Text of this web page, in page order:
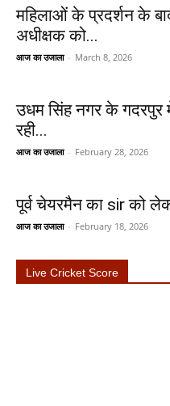
महिलाओं के प्रदर्शन के
अधीक्षक को...
आज का उजाला - March 8, 2026
उधम सिंह नगर के गदरपुर
रही...
आज का उजाला - February 28, 2026
पूर्व चेयरमैन का sir को
आज का उजाला - February 18, 2026
Live Cricket Score